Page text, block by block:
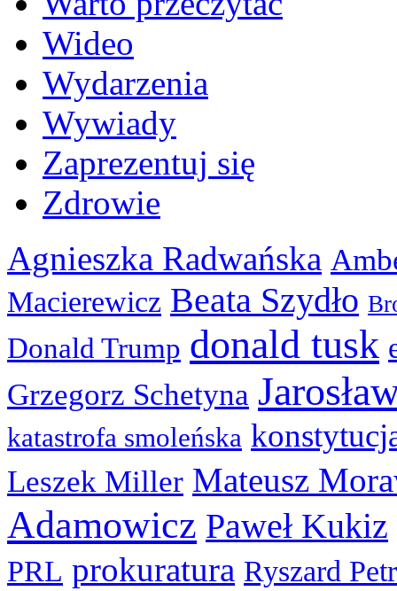
Wideo
Wydarzenia
Wywiady
Zaprezentuj się
Zdrowie
Agnieszka Radwańska
Macierewicz Beata Szydło
Donald Trump donald tusk
Grzegorz Schetyna
katastrofa smoleńska
Leszek Miller Mateusz
Adamowicz Paweł Kukiz
PRL prokuratura Ryszard